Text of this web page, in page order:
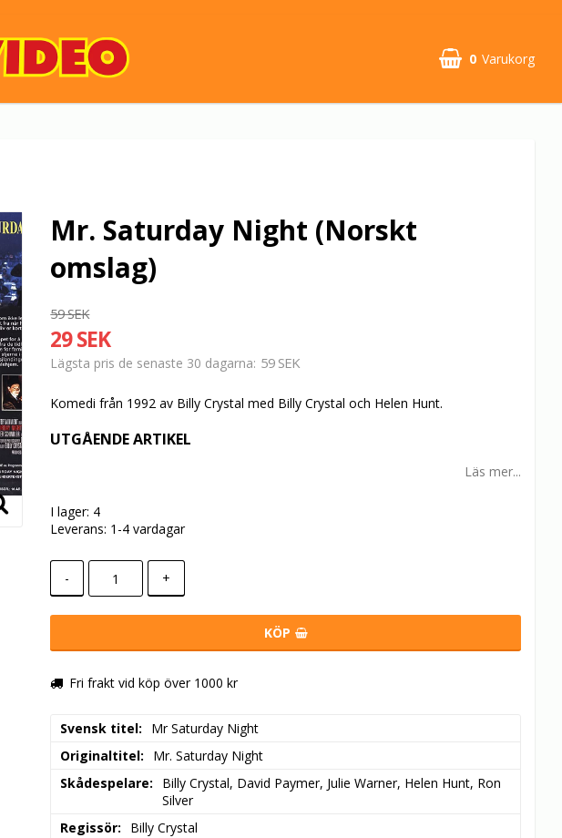
0 Varukorg
Mr. Saturday Night (Norskt
omslag)
59 SEK
29 SEK
Lägsta pris de senaste 30 dagarna 59 SEK
Komedi från 1992 av Billy Crystal med Billy Crystal och Helen Hunt.
UTGÅENDE ARTIKEL
Läs mer...
I lager: 4
Leverans: 1-4 vardagar
- +
KÖP
Fri frakt vid köp över 1000 kr
Svensk titel
Mr Saturday Night
Originaltitel
Mr. Saturday Night
Skådespelare
Billy Crystal, David Paymer, Julie Warner, Helen Hunt, Ron
Silver
Regissör
Billy Crystal